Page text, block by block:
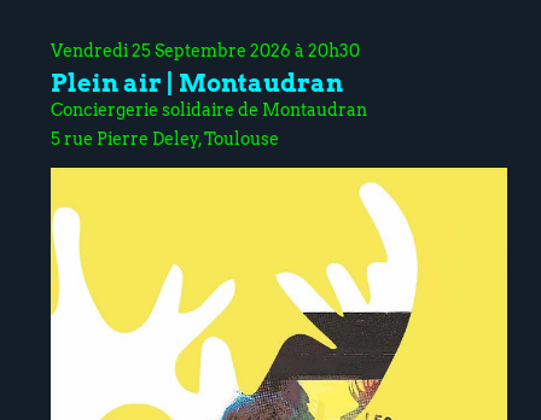
Vendredi 25 Septembre 2026 à 20h30
Plein air | Montaudran
Conciergerie solidaire de Montaudran
5 rue Pierre Deley, Toulouse